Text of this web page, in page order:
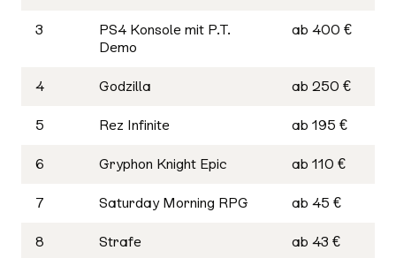
3
PS4 Konsole mit P.T.
Demo
ab 400 €
4 Godzilla ab 250 €
5 Rez Infinite ab 195 €
6 Gryphon Knight Epic ab 110 €
7 Saturday Morning RPG ab 45 €
8 Strafe ab 43 €